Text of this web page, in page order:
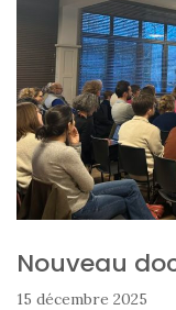
Nouveau
15 décembre 2025